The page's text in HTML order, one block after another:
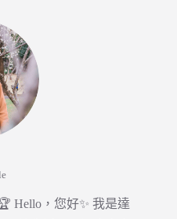
Hello，您好✨ 我是達